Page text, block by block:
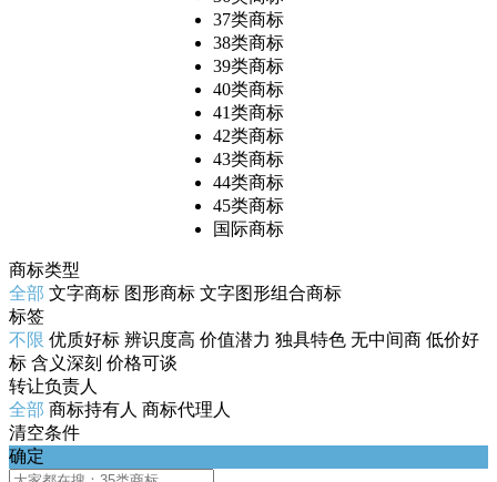
37类商标
38类商标
39类商标
40类商标
41类商标
42类商标
43类商标
44类商标
45类商标
国际商标
商标类型
全部 文字商标 图形商标 文字图形组合商标
标签
不限 优质好标 辨识度高 价值潜力 独具特色 无中间商 低价好
标 含义深刻 价格可谈
转让负责人
全部 商标持有人 商标代理人
清空条件
确定